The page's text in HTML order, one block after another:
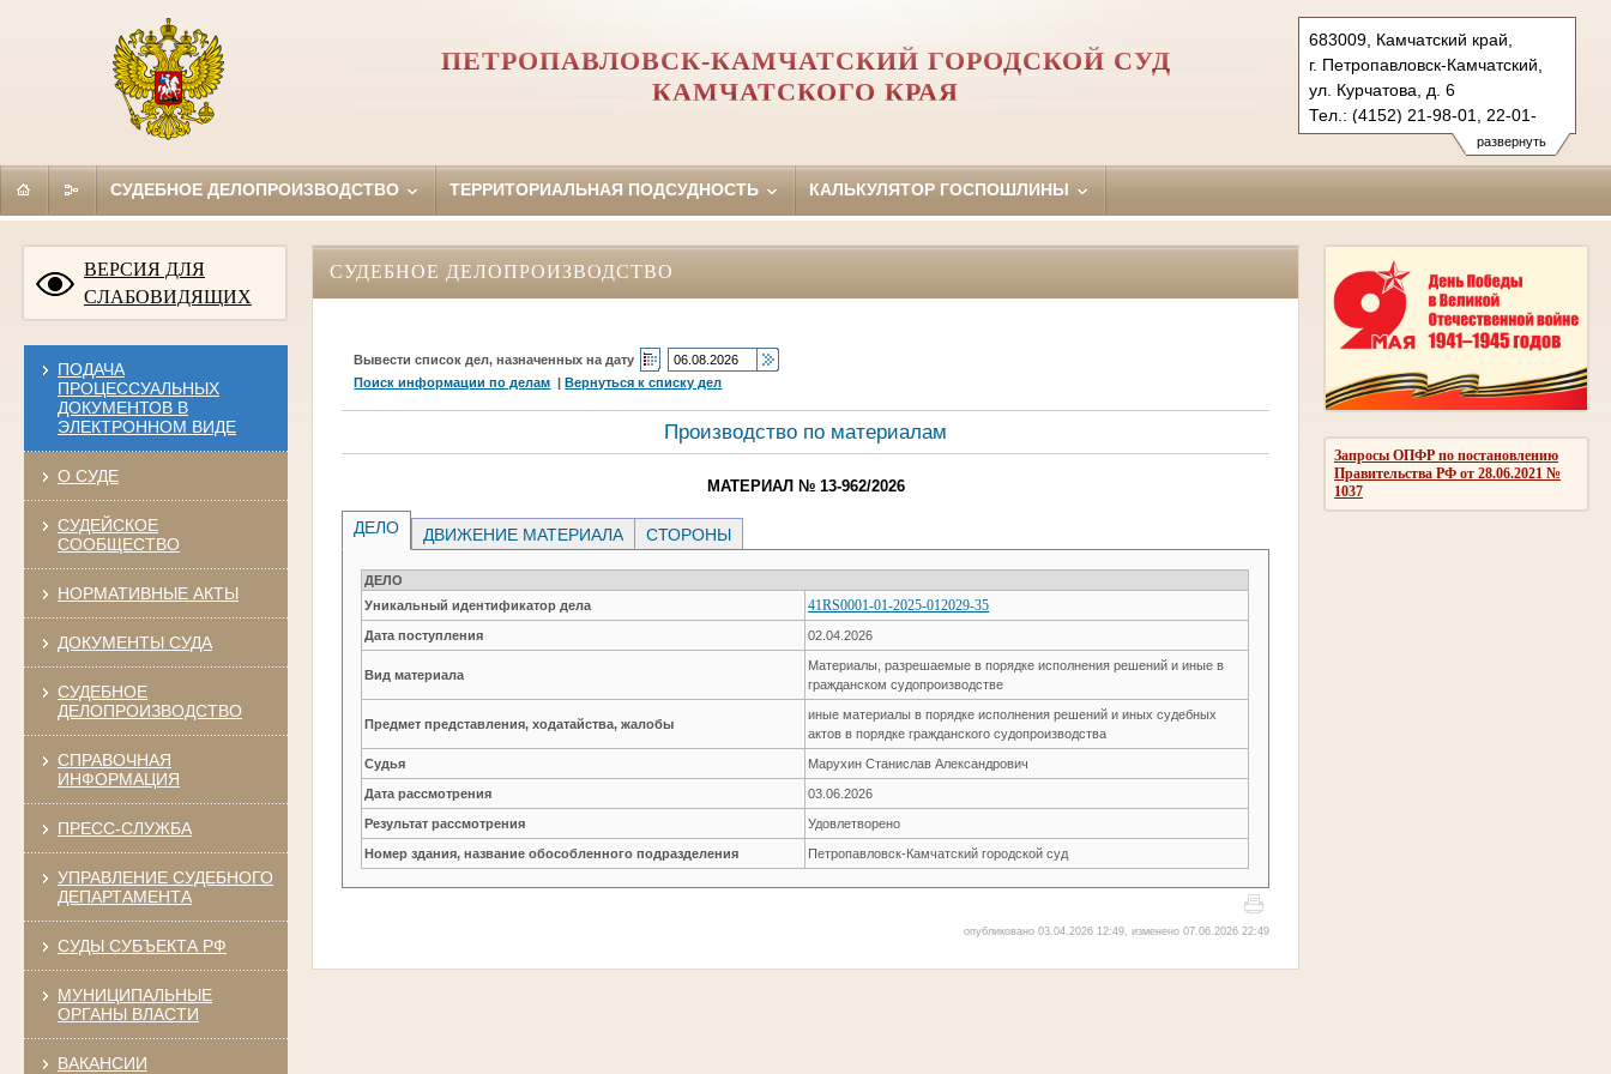
развернуть
683009, Камчатский край,
г. Петропавловск-Камчатский,
ул. Курчатова, д. 6
Тел.: (4152) 21-98-01, 22-01-
12 (ф.)
p-kamchatsky.kam@sudrf.ru
ПЕТРОПАВЛОВСК-КАМЧАТСКИЙ ГОРОДСКОЙ СУД
КАМЧАТСКОГО КРАЯ
СУДЕБНОЕ ДЕЛОПРОИЗВОДСТВО ТЕРРИТОРИАЛЬНАЯ ПОДСУДНОСТЬ КАЛЬКУЛЯТОР ГОСПОШЛИНЫ
ВЕРСИЯ ДЛЯ
СЛАБОВИДЯЩИХ
ПОДАЧА
ПРОЦЕССУАЛЬНЫХ
ДОКУМЕНТОВ В
ЭЛЕКТРОННОМ ВИДЕ
О СУДЕ
СУДЕЙСКОЕ
СООБЩЕСТВО
НОРМАТИВНЫЕ АКТЫ
ДОКУМЕНТЫ СУДА
СУДЕБНОЕ
ДЕЛОПРОИЗВОДСТВО
СПРАВОЧНАЯ
ИНФОРМАЦИЯ
ПРЕСС-СЛУЖБА
УПРАВЛЕНИЕ СУДЕБНОГО
ДЕПАРТАМЕНТА
СУДЫ СУБЪЕКТА РФ
МУНИЦИПАЛЬНЫЕ
ОРГАНЫ ВЛАСТИ
ВАКАНСИИ
Запросы ОПФР по постановлению
Правительства РФ от 28.06.2021 №
1037
СУДЕБНОЕ ДЕЛОПРОИЗВОДСТВО
Вывести список дел, назначенных на дату
Поиск информации по делам |Вернуться к списку дел
Производство по материалам
МАТЕРИАЛ № 13-962/2026
ДЕЛО ДВИЖЕНИЕ МАТЕРИАЛА СТОРОНЫ
ДЕЛО
Уникальный идентификатор дела
41RS0001-01-2025-012029-35
Дата поступления 02.04.2026
Вид материала
Материалы, разрешаемые в порядке исполнения решений и иные в
гражданском судопроизводстве
Предмет представления, ходатайства, жалобы
иные материалы в порядке исполнения решений и иных судебных
актов в порядке гражданского судопроизводства
Судья Марухин Станислав Александрович
Дата рассмотрения 03.06.2026
Результат рассмотрения Удовлетворено
Номер здания, название обособленного подразделения Петропавловск-Камчатский городской суд
опубликовано 03.04.2026 12:49, изменено 07.06.2026 22:49